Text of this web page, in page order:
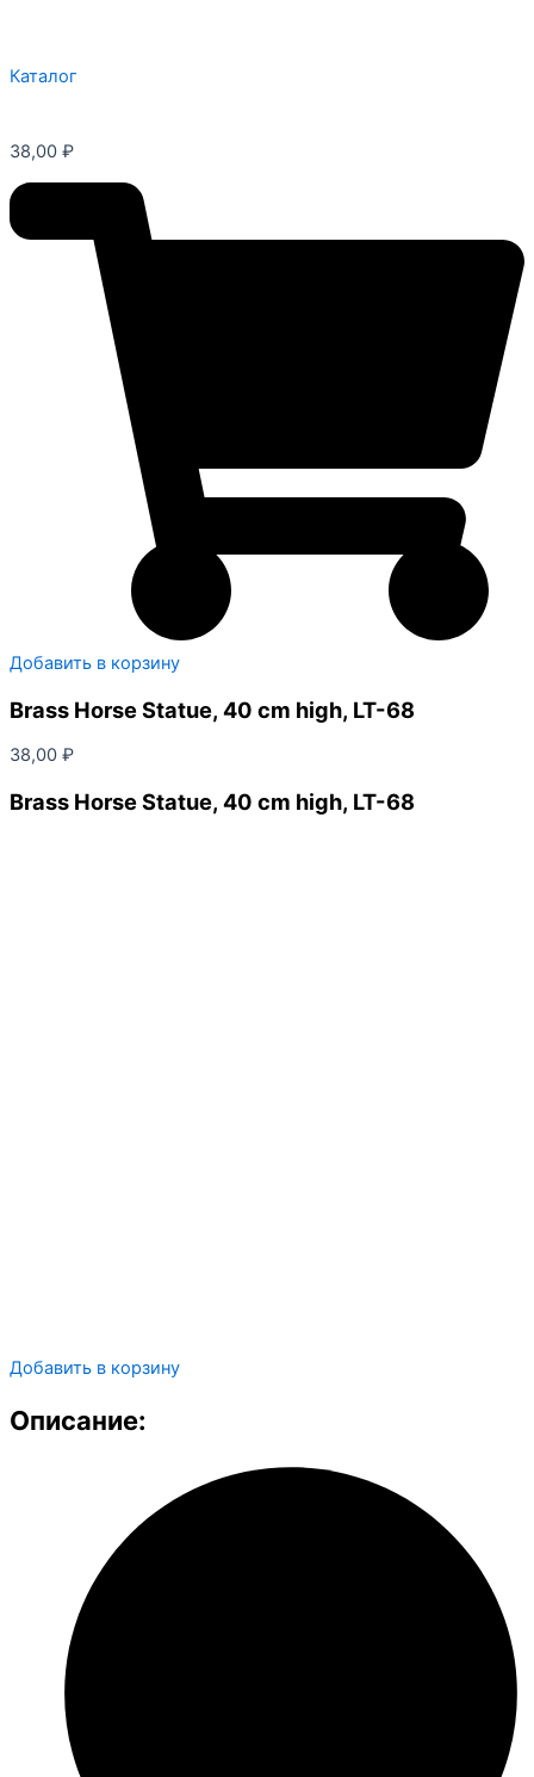
Каталог
38,00 ₽
Добавить в корзину
Brass Horse Statue, 40 cm high, LT-68
38,00 ₽
Brass Horse Statue, 40 cm high, LT-68
Добавить в корзину
Описание: